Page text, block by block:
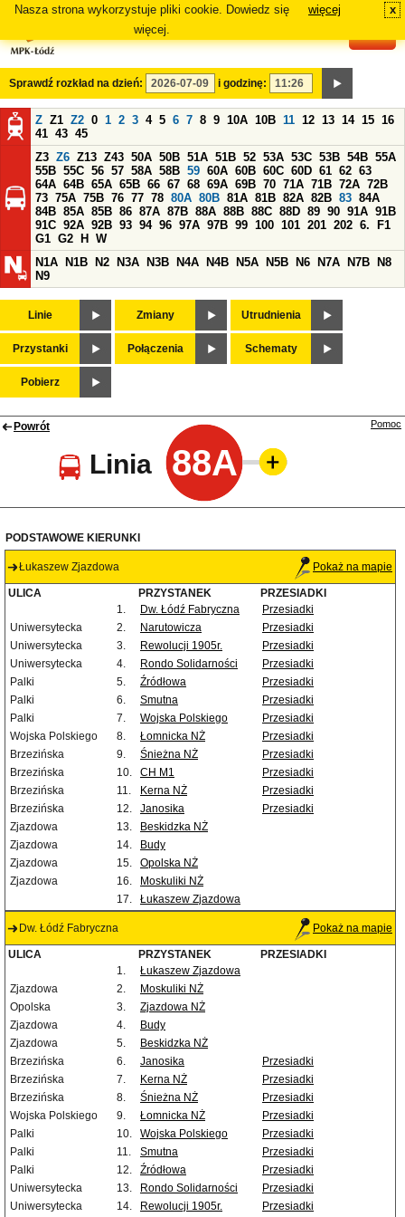
Nasza strona wykorzystuje pliki cookie. Dowiedz się
więcej.
więcej x
Sprawdź rozkład na dzień: i godzinę:
Z Z1 Z2 0 1 2 3 4 5 6 7 8 9 10A 10B 11 12 13 14 15 16
41 43 45
Z3 Z6 Z13 Z43 50A 50B 51A 51B 52 53A 53C 53B 54B 55A
55B 55C 56 57 58A 58B 59 60A 60B 60C 60D 61 62 63
64A 64B 65A 65B 66 67 68 69A 69B 70 71A 71B 72A 72B
73 75A 75B 76 77 78 80A 80B 81A 81B 82A 82B 83 84A
84B 85A 85B 86 87A 87B 88A 88B 88C 88D 89 90 91A 91B
91C 92A 92B 93 94 96 97A 97B 99 100 101 201 202 6.
F1
G1 G2 H
W
N1A
N1B N2 N3A N3B N4A N4B N5A N5B N6 N7A N7B
N8
N9
Linie Zmiany Utrudnienia
Przystanki Połączenia Schematy
Pobierz
Powrót
Linia 88A
Pomoc
PODSTAWOWE KIERUNKI
Łukaszew Zjazdowa Pokaż na mapie
ULICA PRZYSTANEK
PRZESIADKI
1.
Dw. Łódź Fabryczna
Przesiadki
Uniwersytecka
2. Narutowicza
Przesiadki
Uniwersytecka
3. Rewolucji 1905r.
Przesiadki
Uniwersytecka
4. Rondo Solidarności
Przesiadki
Palki
5. Źródłowa
Przesiadki
Palki
6. Smutna
Przesiadki
Palki
7. Wojska Polskiego
Przesiadki
Wojska Polskiego
8. Łomnicka NŻ
Przesiadki
Brzezińska
9. Śnieżna NŻ
Przesiadki
Brzezińska
10. CH M1
Przesiadki
Brzezińska
11. Kerna NŻ
Przesiadki
Brzezińska
12. Janosika
Przesiadki
Zjazdowa
13.
Beskidzka NŻ
Zjazdowa
14.
Budy
Zjazdowa
15.
Opolska NŻ
Zjazdowa
16.
Moskuliki NŻ
17.
Łukaszew Zjazdowa
Dw. Łódź Fabryczna Pokaż na mapie
ULICA PRZYSTANEK
PRZESIADKI
1.
Łukaszew Zjazdowa
Zjazdowa
2.
Moskuliki NŻ
Opolska
3.
Zjazdowa NŻ
Zjazdowa
4.
Budy
Zjazdowa
5.
Beskidzka NŻ
Brzezińska
6. Janosika
Przesiadki
Brzezińska
7. Kerna NŻ
Przesiadki
Brzezińska
8. Śnieżna NŻ
Przesiadki
Wojska Polskiego
9. Łomnicka NŻ
Przesiadki
Palki
10. Wojska Polskiego
Przesiadki
Palki
11. Smutna
Przesiadki
Palki
12. Źródłowa
Przesiadki
Uniwersytecka
13. Rondo Solidarności
Przesiadki
Uniwersytecka
14. Rewolucji 1905r. Przesiadki